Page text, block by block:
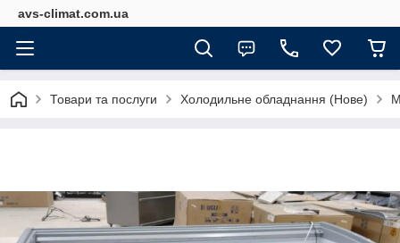
avs-climat.com.ua
Товари та послуги Холодильне обладнання (Нове)